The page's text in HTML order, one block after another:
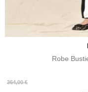
Robe
364,00 €
Prix
Prix